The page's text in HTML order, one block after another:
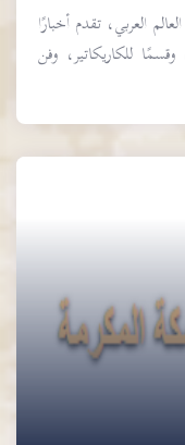
العربي، تقدم أخبارًا
للكاريكاتير، وفن